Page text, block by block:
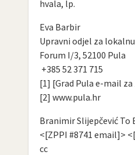
hvala, lp.
Eva Barbir
Upravni odjel za
Forum I/3, 52100 Pula
+385 52 371 715
[1] [Grad Pula e-mail
[2] www.pula.hr
Branimir Slijepčević To
<[ZPPI #8741 email]>
cc